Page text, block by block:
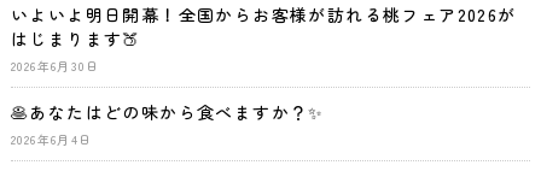
いよいよ明日開幕！全国からお客様が訪れる桃フェア2026が
はじまります🍑
2026年6月30日
🥞あなたはどの味から食べますか？✨
2026年6月4日